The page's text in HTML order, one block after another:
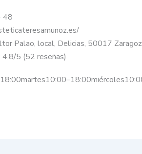
48
Palao, local, Delicias, 50017
5 (52 reseñas)